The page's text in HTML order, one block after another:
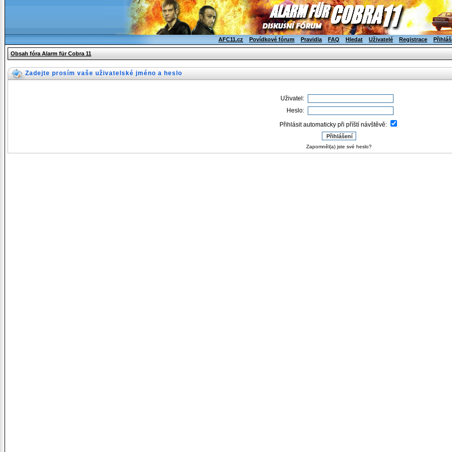
AFC11.cz Povídkové fórum Pravidla FAQ Hledat Uživatelé Registrace
Obsah fóra Alarm für Cobra 11
Zadejte prosím vaše uživatelské jméno a heslo
Uživatel:
Heslo:
Přihlásit automaticky při příští návštěvě:
Zapomněl(a) jste své heslo?